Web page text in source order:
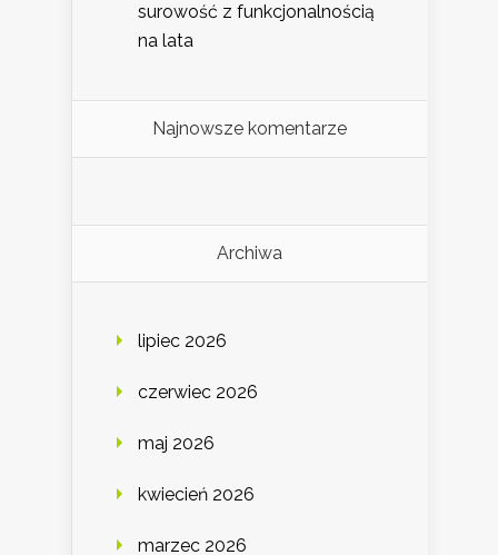
surowość z funkcjonalnością
na lata
Najnowsze komentarze
Archiwa
lipiec 2026
czerwiec 2026
maj 2026
kwiecień 2026
marzec 2026